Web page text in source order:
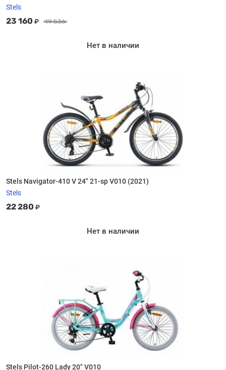
Stels
23 160 ₽ 19 536
Нет в наличии
Stels Navigator-410 V 24" 21-sp V010 (2021)
Stels
22 280 ₽
Нет в наличии
Stels Pilot-260 Lady 20" V010